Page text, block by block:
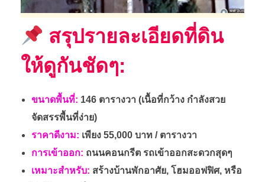
สรุปรายละเอียดที่ดิน
ให้ดูกันชัดๆ:
ขนาดพื้นที่: 146 ตารางวา (เนื้อที่กว้าง กำลังสวย
จัดสรรพื้นที่ง่าย)
ราคาดีงาม: เพียง 55,000 บาท / ตารางวา
การเข้าออก: ถนนคอนกรีต รถเข้าออกสะดวกสุดๆ
เหมาะสำหรับ: สร้างบ้านพักอาศัย, โฮมออฟฟิศ, หรือ